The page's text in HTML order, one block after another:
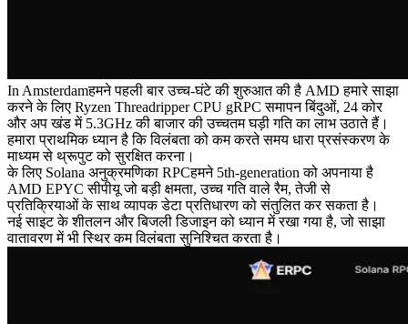
In Amsterdamहमने पहली बार उच्च-घंटे की शुरुआत की है AMD हमारे साझा
करने के लिए Ryzen Threadripper CPU gRPC समापन बिंदुओं, 24 कोर
और अप खंड में 5.3GHz की बाजार की उच्चतम घड़ी गति का लाभ उठाते हैं।
हमारा प्राथमिक ध्यान है कि विलंबता को कम करते समय धारा प्रसंस्करण के
माध्यम से थ्रूपुट को सुरक्षित करना।
के लिए Solana अनुक्रमणिका RPCहमने 5th-generation को अपनाया है
AMD EPYC सीपीयू जो बड़ी क्षमता, उच्च गति वाले रैम, तेजी से
प्रतिक्रियाओं के साथ व्यापक डेटा प्रतिधारण को संतुलित कर सकता है।
नई साइट के शीतलन और बिजली डिजाइन को ध्यान में रखा गया है, जो साझा
वातावरण में भी स्थिर कम विलंबता सुनिश्चित करता है।